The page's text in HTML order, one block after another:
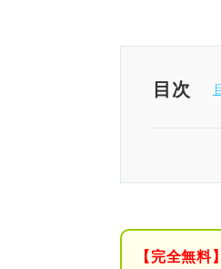
目次
【完全無料】